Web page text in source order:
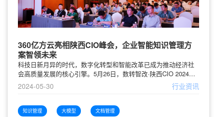
360亿方云亮相陕西CIO峰会，企业智能知识管理方
案智领未来
科技日新月异的时代，数字化转型和智能改革已成为推动经济社
会高质量发展的核心引擎。5月26日，数转智改·陕西CIO 2024年
二季度数字化峰会在古城西安盛大召开，数百个企业的信息化主
管齐聚一堂，探讨如何在数字经济时代下，通过智能化技术加速
架构师齐萌为大家分享了如何通过大模型打造企业的智能知识管
2024-05-30 行业资讯
知识管理 大模型 文档管理